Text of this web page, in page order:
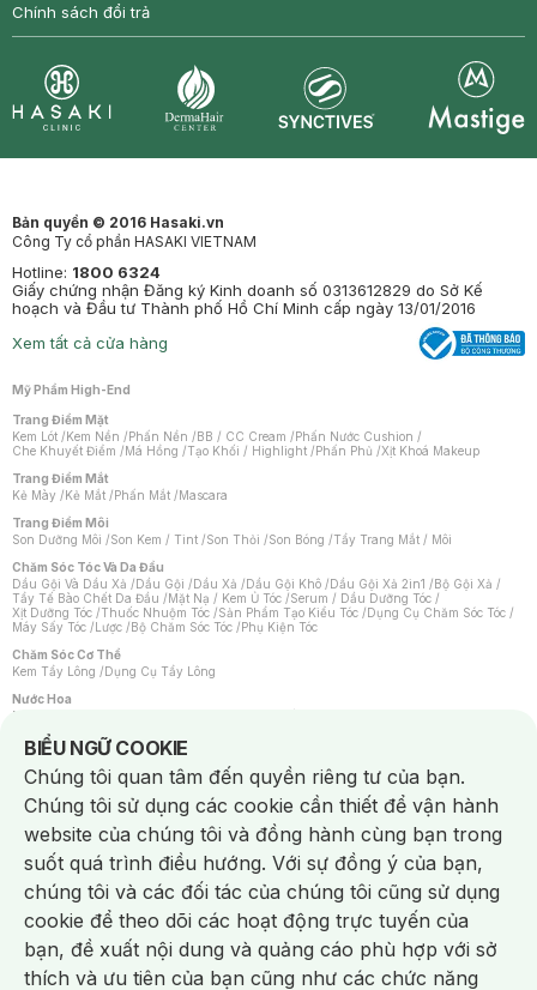
Chính sách đổi trả
Bản quyền © 2016 Hasaki.vn
Công Ty cổ phần HASAKI VIETNAM
Hotline: 1800 6324
Giấy chứng nhận Đăng ký Kinh doanh số 0313612829 do Sở Kế
hoạch và Đầu tư Thành phố Hồ Chí Minh cấp ngày 13/01/2016
Xem tất cả cửa hàng
Mỹ Phẩm High-End
Trang Điểm Mặt
Kem Lót /Kem Nền /Phấn Nền /BB / CC Cream /Phấn Nước Cushion /
Che Khuyết Điểm /Má Hồng /Tạo Khối / Highlight /Phấn Phủ /Xịt Khoá Makeup
Trang Điểm Mắt
Kẻ Mày /Kẻ Mắt /Phấn Mắt /Mascara
Trang Điểm Môi
Son Dưỡng Môi /Son Kem / Tint /Son Thỏi /Son Bóng /Tẩy Trang Mắt / Môi
Chăm Sóc Tóc Và Da Đầu
Dầu Gội Và Dầu Xả /Dầu Gội /Dầu Xả /Dầu Gội Khô /Dầu Gội Xả 2in1 /Bộ Gội Xả /
Tẩy Tế Bào Chết Da Đầu /Mặt Nạ / Kem Ủ Tóc /Serum / Dầu Dưỡng Tóc /
Xịt Dưỡng Tóc /Thuốc Nhuộm Tóc /Sản Phẩm Tạo Kiểu Tóc /Dụng Cụ Chăm Sóc Tóc /
Máy Sấy Tóc /Lược /Bộ Chăm Sóc Tóc /Phụ Kiện Tóc
Chăm Sóc Cơ Thể
Kem Tẩy Lông /Dụng Cụ Tẩy Lông
Nước Hoa
Nước Hoa Nữ
Chăm Sóc Cá Nhân
Chống Muỗi /Khẩu Trang /Máy Massage/Mặt Nạ Xông Hơi /Nước Rửa Tay/
Sản Phẩm Chăm Sóc Khác /Bàn Chải Đánh Răng /Bàn Chải Điện/
Hỗ Trợ Trắng Răng/Kem Đánh Răng /Máy Tăm Nước/ Nước Súc Miệng/
Tăm / Chỉ Nha Khoa/ Xịt Thơm Miệng / Dung Dịch Vệ Sinh/Dưỡng Vùng Kín/
Khăn Ướt Vệ Sinh Vùng Kín/Băng Vệ Sinh/Tampon/Bọt Cạo Râu /Dao Cạo Râu/
Máy Cạo Râu
Vấn Đề Về Da
Da Dầu / Lỗ Chân Lông To/ Da Khô / Mất Nước/ Da Lão Hóa/ Da Mụn/
Da Nhạy Cảm / Kích Ứng
Da Xỉn Màu Thâm / Nám / Tàn Nhang
Quầng Thâm & Bọng Mắt /Sẹo /Viêm Da Cơ Địa
Dụng Cụ / Phụ Kiện Chăm Sóc Da
Bông Tẩy Trang
Khăn Lau Mặt Khô Dụng Cụ / Máy Rửa Mặt Máy Chăm Sóc Da
Dụng Cụ Chăm Sóc Khác
BIỂU NGỮ COOKIE
Notice about cookies usage
Chúng tôi quan tâm đến quyền riêng tư của bạn.
Chúng tôi sử dụng các cookie cần thiết để vận hành
website của chúng tôi và đồng hành cùng bạn trong
suốt quá trình điều hướng. Với sự đồng ý của bạn,
chúng tôi và các đối tác của chúng tôi cũng sử dụng
cookie để theo dõi các hoạt động trực tuyến của
bạn, đề xuất nội dung và quảng cáo phù hợp với sở
thích và ưu tiên của bạn cũng như các chức năng